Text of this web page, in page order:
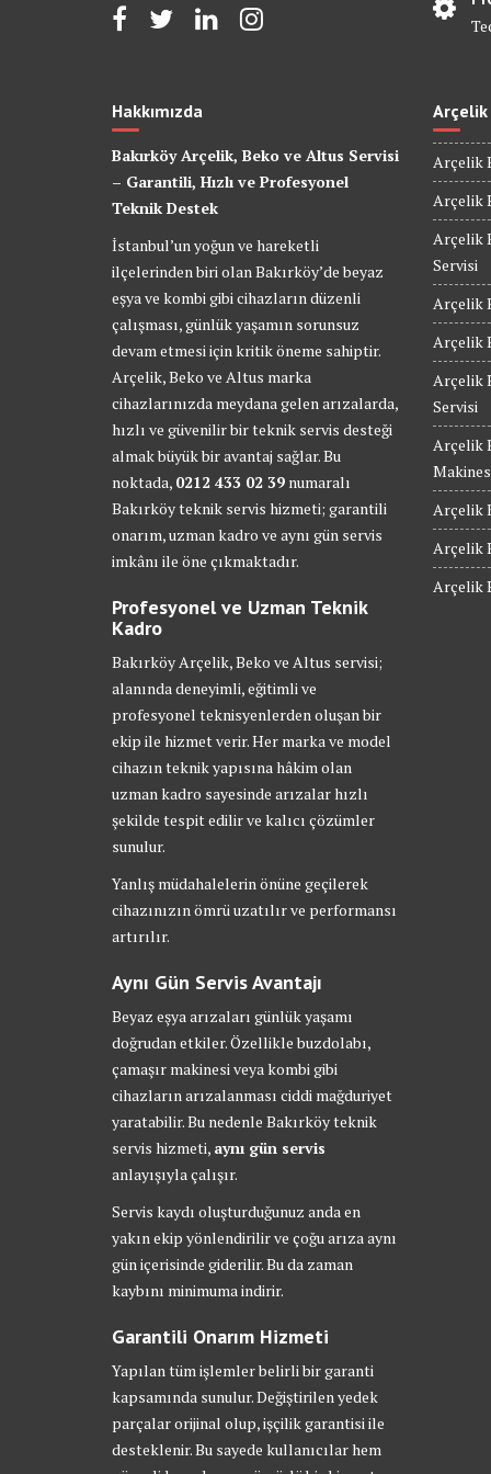
Hakkımızda
Bakırköy Arçelik, Beko ve Altus Servisi
– Garantili, Hızlı ve Profesyonel
Teknik Destek
İstanbul’un yoğun ve hareketli
ilçelerinden biri olan Bakırköy’de beyaz
eşya ve kombi gibi cihazların düzenli
çalışması, günlük yaşamın sorunsuz
devam etmesi için kritik öneme sahiptir.
Arçelik, Beko ve Altus marka
cihazlarınızda meydana gelen arızalarda,
hızlı ve güvenilir bir teknik servis desteği
almak büyük bir avantaj sağlar. Bu
noktada, 0212 433 02 39 numaralı
Bakırköy teknik servis hizmeti; garantili
onarım, uzman kadro ve aynı gün servis
imkânı ile öne çıkmaktadır.
Profesyonel ve Uzman Teknik
Kadro
Bakırköy Arçelik, Beko ve Altus servisi;
alanında deneyimli, eğitimli ve
profesyonel teknisyenlerden oluşan bir
ekip ile hizmet verir. Her marka ve model
cihazın teknik yapısına hâkim olan
uzman kadro sayesinde arızalar hızlı
şekilde tespit edilir ve kalıcı çözümler
sunulur.
Yanlış müdahalelerin önüne geçilerek
cihazınızın ömrü uzatılır ve performansı
artırılır.
Aynı Gün Servis Avantajı
Beyaz eşya arızaları günlük yaşamı
doğrudan etkiler. Özellikle buzdolabı,
çamaşır makinesi veya kombi gibi
cihazların arızalanması ciddi mağduriyet
yaratabilir. Bu nedenle Bakırköy teknik
servis hizmeti, aynı gün servis
anlayışıyla çalışır.
Servis kaydı oluşturduğunuz anda en
yakın ekip yönlendirilir ve çoğu arıza aynı
gün içerisinde giderilir. Bu da zaman
kaybını minimuma indirir.
Garantili Onarım Hizmeti
Yapılan tüm işlemler belirli bir garanti
kapsamında sunulur. Değiştirilen yedek
parçalar orijinal olup, işçilik garantisi ile
desteklenir. Bu sayede kullanıcılar hem
Arçelik
Arçelik
Arçelik
Arçelik
Servisi
Arçelik
Arçelik
Arçelik
Servisi
Arçelik
Arçelik
Arçelik
Arçelik